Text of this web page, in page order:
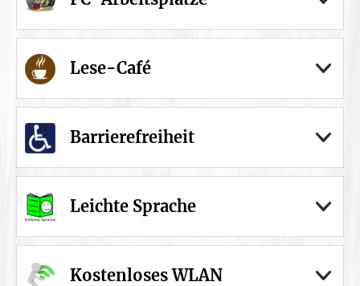
Lese-Café
Barrierefreiheit
Leichte Sprache
Kostenloses WLAN